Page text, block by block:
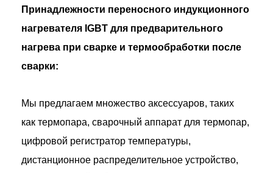
Принадлежности переносного индукционного
нагревателя IGBT для предварительного
нагрева при сварке и термообработки после
сварки:
Мы предлагаем множество аксессуаров, таких
как термопара, сварочный аппарат для термопар,
цифровой регистратор температуры,
дистанционное распределительное устройство,